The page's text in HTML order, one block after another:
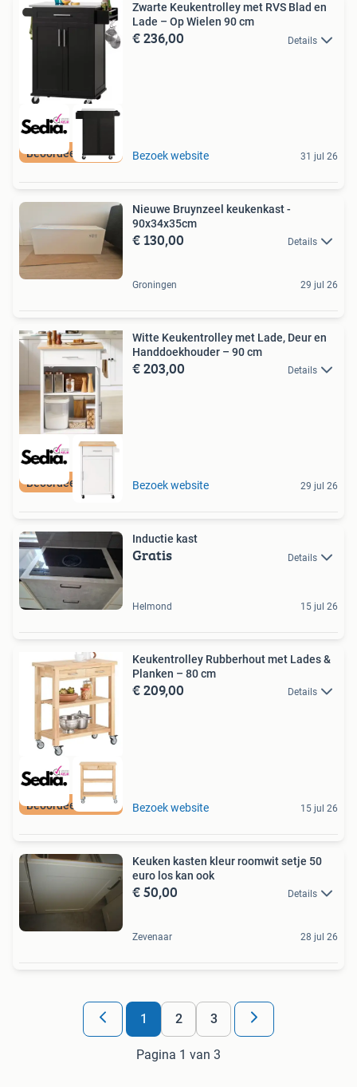
Beoordeeld met 9+
Zwarte Keukentrolley met RVS Blad en
Lade – Op Wielen 90 cm
€ 236,00 Details
Bezoek website 31 jul 26
Nieuwe Bruynzeel keukenkast -
90x34x35cm
€ 130,00 Details
Groningen 29 jul 26
Witte Keukentrolley met Lade, Deur en
Handdoekhouder – 90 cm
€ 203,00 Details
Bezoek website 29 jul 26
Inductie kast
Gratis Details
Helmond 15 jul 26
Beoordeeld met 9+
Keukentrolley Rubberhout met Lades &
Planken – 80 cm
€ 209,00 Details
Bezoek website 15 jul 26
Keuken kasten kleur roomwit setje 50
euro los kan ook
€ 50,00 Details
Zevenaar 28 jul 26
1 2 3
Pagina 1 van 3